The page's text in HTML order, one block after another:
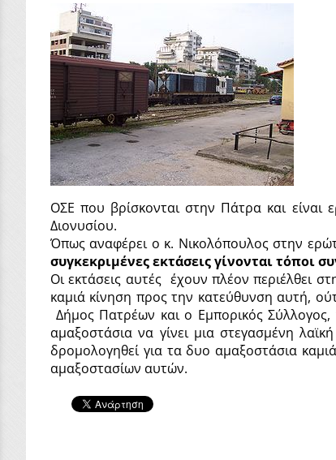
ΟΣΕ που βρίσκονται στην Πάτρα και είναι
Διονυσίου.
Όπως αναφέρει ο κ. Νικολόπουλος στην
συγκεκριμένες εκτάσεις γίνονται τόποι
Οι εκτάσεις αυτές έχουν πλέον περιέλθει
καμιά κίνηση προς την κατεύθυνση αυτή,
Δήμος Πατρέων και ο Εμπορικός
αμαξοστάσια να γίνει μια στεγασμένη
δρομολογηθεί για τα δυο αμαξοστάσια
αμαξοστασίων αυτών.